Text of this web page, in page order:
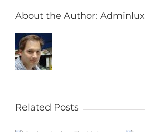
About the Author: Adminlux
Related Posts